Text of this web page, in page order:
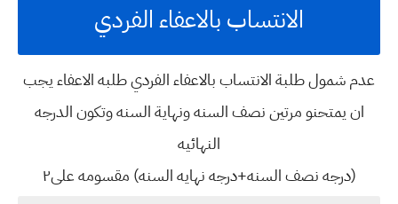
الانتساب بالاعفاء الفردي
عدم شمول طلبة الانتساب بالاعفاء الفردي طلبه الاعفاء يجب
ان يمتحنو مرتين نصف السنه ونهاية السنه وتكون الدرجه
النهائيه
(درجه نصف السنه+درجه نهايه السنه) مقسومه على٢